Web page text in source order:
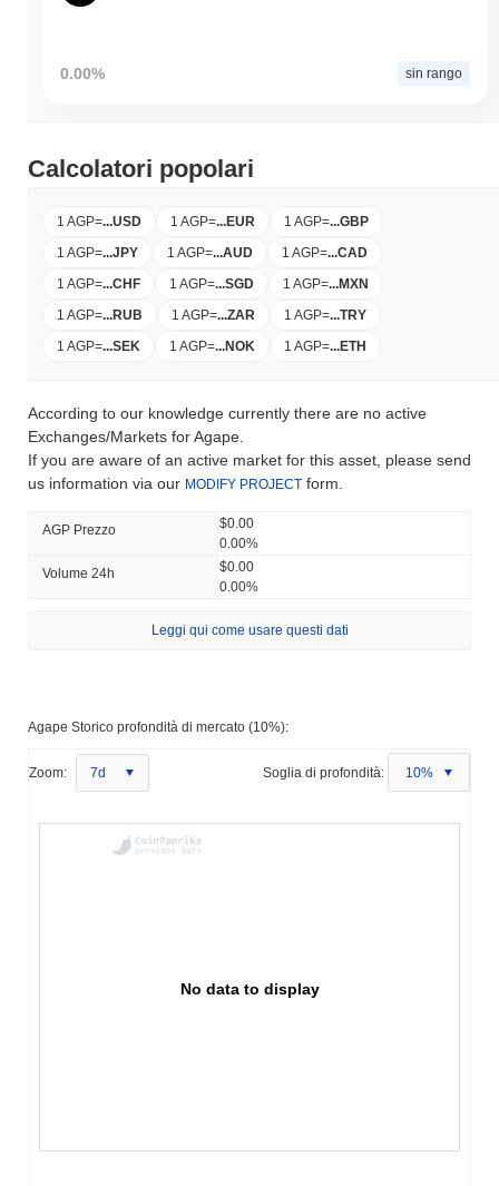
0.00% sin rango
Calcolatori popolari
1 AGP=...USD 1 AGP=...EUR 1 AGP=...GBP
1 AGP=...JPY 1 AGP=...AUD 1 AGP=...CAD
1 AGP=...CHF 1 AGP=...SGD 1 AGP=...MXN
1 AGP=...RUB 1 AGP=...ZAR 1 AGP=...TRY
1 AGP=...SEK 1 AGP=...NOK 1 AGP=...ETH
According to our knowledge currently there are no active
Exchanges/Markets for Agape.
If you are aware of an active market for this asset, please send
us information via our MODIFY PROJECT form.
AGP Prezzo
$0.00
0.00%
Volume 24h
$0.00
0.00%
Leggi qui come usare questi dati
Agape Storico profondità di mercato (10%):
Zoom: 7d Soglia di profondità: 10%
No data to display